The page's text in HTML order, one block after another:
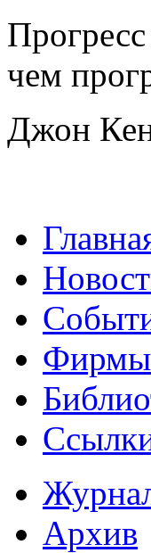
чем
Джон
Фирмы
Архив